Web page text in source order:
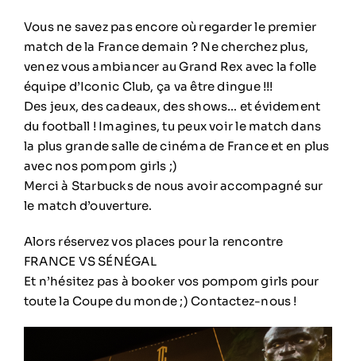
Vous ne savez pas encore où regarder le premier
match de la France demain ? Ne cherchez plus,
venez vous ambiancer au Grand Rex avec la folle
équipe d’Iconic Club, ça va être dingue !!!
Des jeux, des cadeaux, des shows… et évidement
du football ! Imagines, tu peux voir le match dans
la plus grande salle de cinéma de France et en plus
avec nos pompom girls ;)
Merci à Starbucks de nous avoir accompagné sur
le match d’ouverture.
Alors réservez vos places pour la rencontre
FRANCE VS SÉNÉGAL
Et n’hésitez pas à booker vos pompom girls pour
toute la Coupe du monde ;) Contactez-nous !